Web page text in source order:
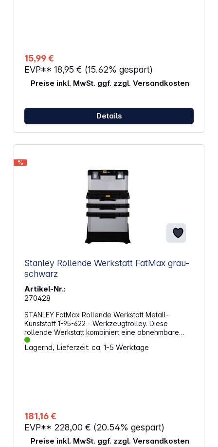
15,99 €
EVP** 18,95 € (15.62% gespart)
Preise inkl. MwSt. ggf. zzgl. Versandkosten
Details
%
Stanley Rollende Werkstatt FatMax grau-
schwarz
Artikel-Nr.:
270428
STANLEY FatMax Rollende Werkstatt Metall-
Kunststoff 1-95-622 - Werkzeugtrolley. Diese
rollende Werkstatt kombiniert eine abnehmbare
Werkzeugbox, 2 Schubladen und ein großes
Staufach in einem kompakten System. Mit einem
Schienen ermöglichen einen gleichmäßigen Lauf.
Eine der Schubladen ist mit herausnehmbaren
Einsätzen ausgestattet, sodass Schrauben, Dübel
und andere Kleinteile übersichtlich sortiert werden
Lagernd, Lieferzeit: ca. 1-5 Werktage
181,16 €
EVP** 228,00 € (20.54% gespart)
Preise inkl. MwSt. ggf. zzgl. Versandkosten